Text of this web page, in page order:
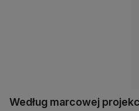
Według marcowej